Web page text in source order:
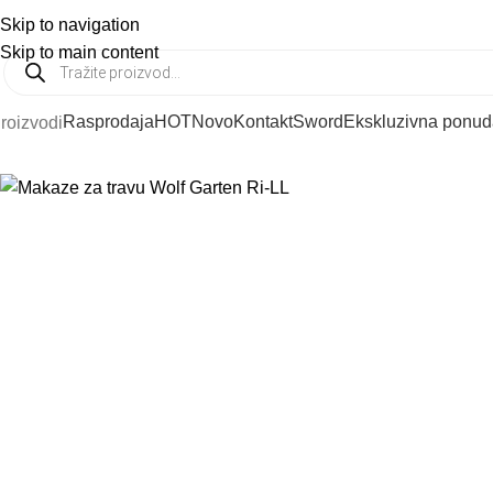
Skip to navigation
Skip to main content
PODRŠKA:021 6412 287
RasprodajaHOTNovoKontaktSword Ekskluzivna